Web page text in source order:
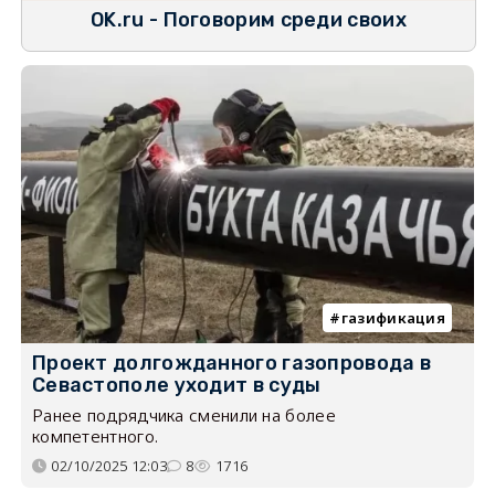
OK.ru - Поговорим среди своих
газификация
Проект долгожданного газопровода в
Севастополе уходит в суды
Ранее подрядчика сменили на более
компетентного.
02/10/2025 12:03 8 1716